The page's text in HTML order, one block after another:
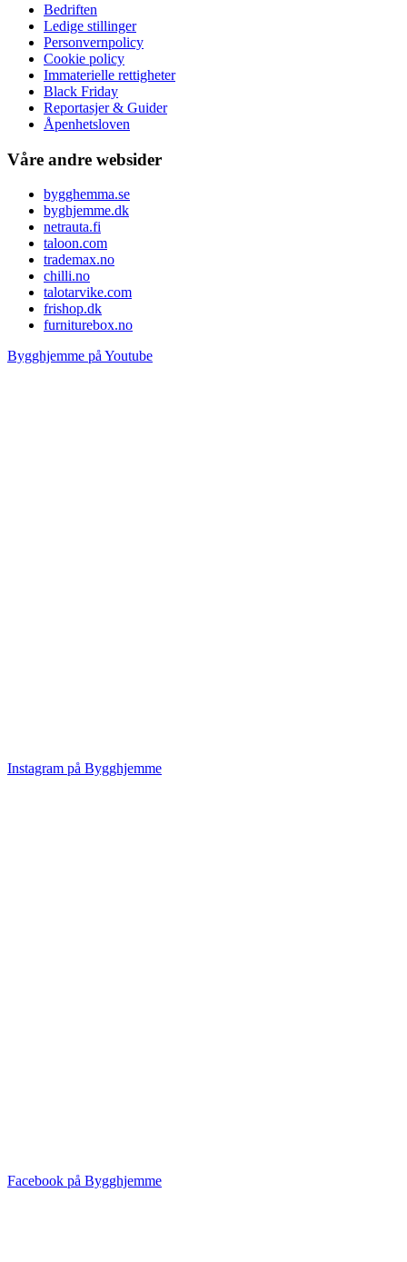
Bedriften
Ledige stillinger
Personvernpolicy
Cookie policy
Immaterielle rettigheter
Black Friday
Reportasjer & Guider
Åpenhetsloven
Våre andre websider
bygghemma.se
byghjemme.dk
netrauta.fi
taloon.com
trademax.no
chilli.no
talotarvike.com
frishop.dk
furniturebox.no
Bygghjemme på Youtube
Instagram på Bygghjemme
Facebook på Bygghjemme